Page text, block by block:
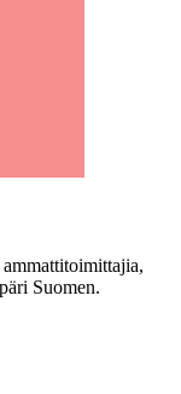
Suomen.